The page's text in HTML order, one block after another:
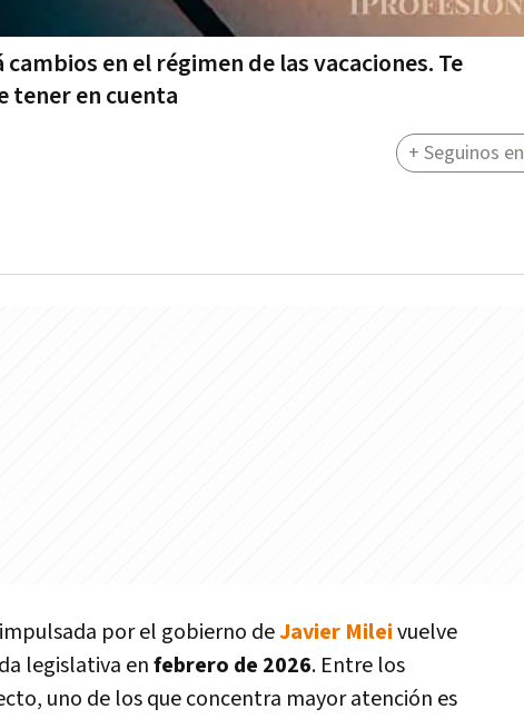
en el régimen de las vacaciones. Te
tener en cuenta
+ Seguinos en
impulsada por el gobierno deJavier Mileivuelve
legislativa enfebrero de 2026. Entre los
uno de los que concentra mayor atención es